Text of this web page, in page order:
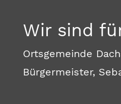
Wir sind
Ortsgemeinde
Bürgermeister,